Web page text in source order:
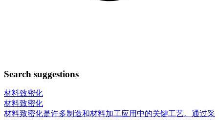
Search suggestions
材料致密化
材料致密化
材料致密化是许多制造和材料加工应用中的关键工艺。通过采